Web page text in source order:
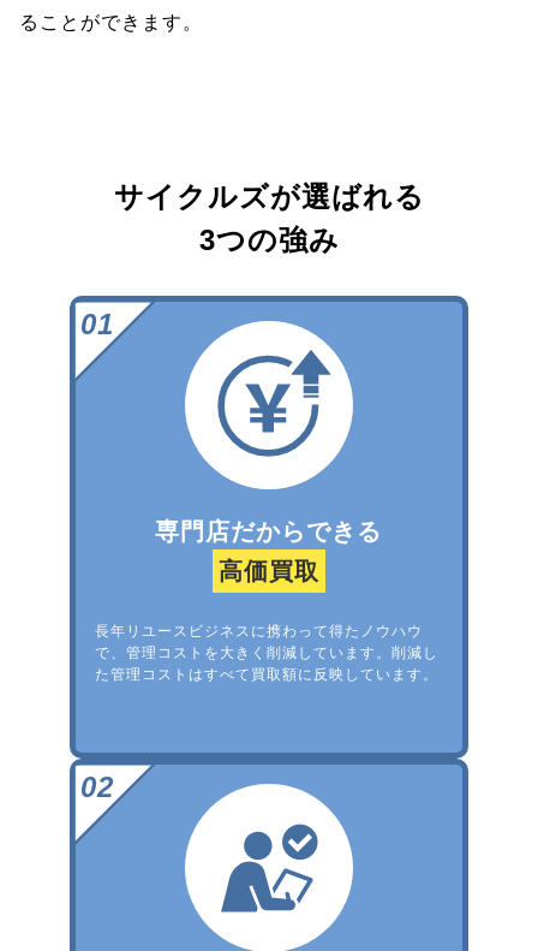
ることができます。
サイクルズが選ばれる
3つの強み
専門店だからできる
高価買取
長年リユースビジネスに携わって得たノウハウ
で、管理コストを大きく削減しています。削減し
た管理コストはすべて買取額に反映しています。